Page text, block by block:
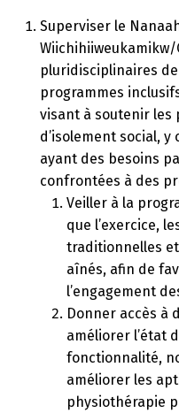
Superviser le
pluridisciplinaires
programmes
visant à soutenir
d’isolement social,
ayant des besoins
confrontées à des
Veiller à la
que l’exercice,
traditionnelles
aînés, afin de
l’engagement
Donner accès à
améliorer l’état
fonctionnalité,
améliorer les
physiothérapie